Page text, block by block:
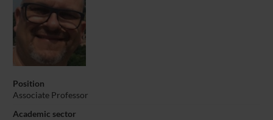
Position
Associate Professor
Academic sector